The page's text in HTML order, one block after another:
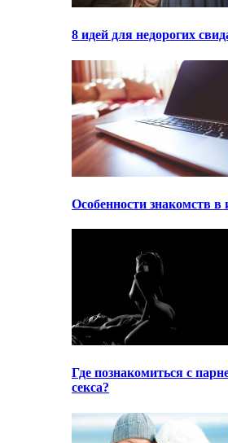
8 идей для недорогих
Особенности знакомств в
Где познакомиться с
секса?